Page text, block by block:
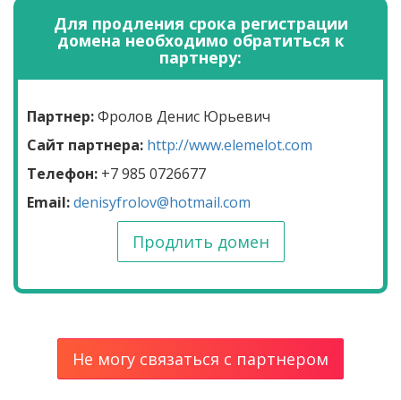
Для продления срока регистрации
домена необходимо обратиться к
партнеру:
Партнер:Фролов Денис Юрьевич
Сайт партнера: http://www.elemelot.com
Телефон: +7 985 0726677
Email:denisyfrolov@hotmail.com
Продлить домен
Не могу связаться с партнером